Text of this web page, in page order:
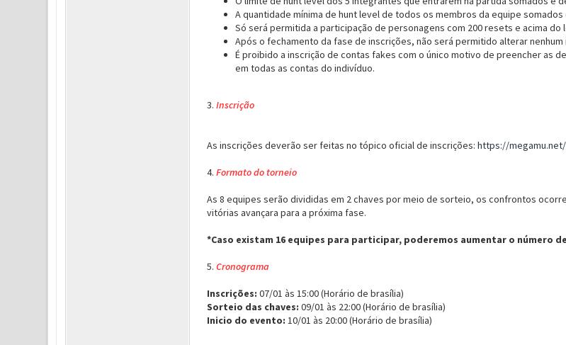
A quantidade mínima de hunt level de todos os membros da equipe somados
Só será permitida a participação de personagens com 200 resets e acima do
Após o fechamento da fase de inscrições, não será permitido alterar
É proibido a inscrição de contas fakes com o único motivo de preencher as
em todas as contas do indivíduo.
3. Inscrição
As inscrições deverão ser feitas no tópico oficial de inscrições: https://
4. Formato do torneio
As 8 equipes serão divididas em 2 chaves por meio de sorteio, os confrontos
vitórias avançara para a próxima fase.
*Caso existam 16 equipes para participar, poderemos aumentar o número
5. Cronograma
Inscrições: 07/01 às 15:00 (Horário de brasília)
Sorteio das chaves: 09/01 às 22:00 (Horário de brasília)
Inicio do evento: 10/01 às 20:00(Horário de brasília)